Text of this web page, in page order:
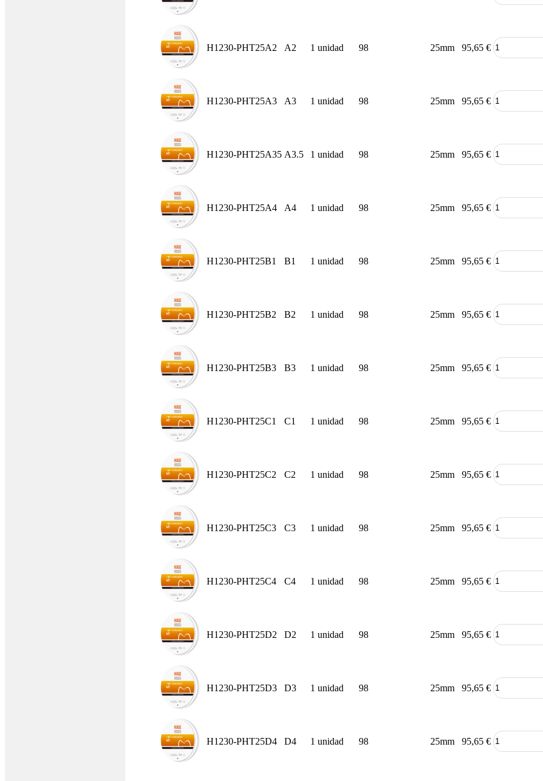
H1230-PHT25A2 A2 1 unidad 98 25mm 95,65 €
H1230-PHT25A3 A3 1 unidad 98 25mm 95,65 €
H1230-PHT25A35 A3.5 1 unidad 98 25mm 95,65 €
H1230-PHT25A4 A4 1 unidad 98 25mm 95,65 €
H1230-PHT25B1 B1 1 unidad 98 25mm 95,65 €
H1230-PHT25B2 B2 1 unidad 98 25mm 95,65 €
H1230-PHT25B3 B3 1 unidad 98 25mm 95,65 €
H1230-PHT25C1 C1 1 unidad 98 25mm 95,65 €
H1230-PHT25C2 C2 1 unidad 98 25mm 95,65 €
H1230-PHT25C3 C3 1 unidad 98 25mm 95,65 €
H1230-PHT25C4 C4 1 unidad 98 25mm 95,65 €
H1230-PHT25D2 D2 1 unidad 98 25mm 95,65 €
H1230-PHT25D3 D3 1 unidad 98 25mm 95,65 €
H1230-PHT25D4 D4 1 unidad 98 25mm 95,65 €